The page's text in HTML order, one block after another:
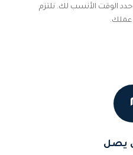
الوقت الأنسب لك. نلتزم
عملك.
يصل